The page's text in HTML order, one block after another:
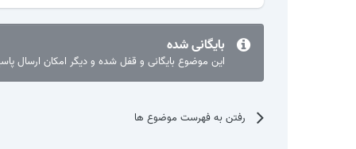
بایگانی شده
این موضوع بایگانی و قفل شده و دیگر امکان ارسال
رفتن به فهرست موضوع ها